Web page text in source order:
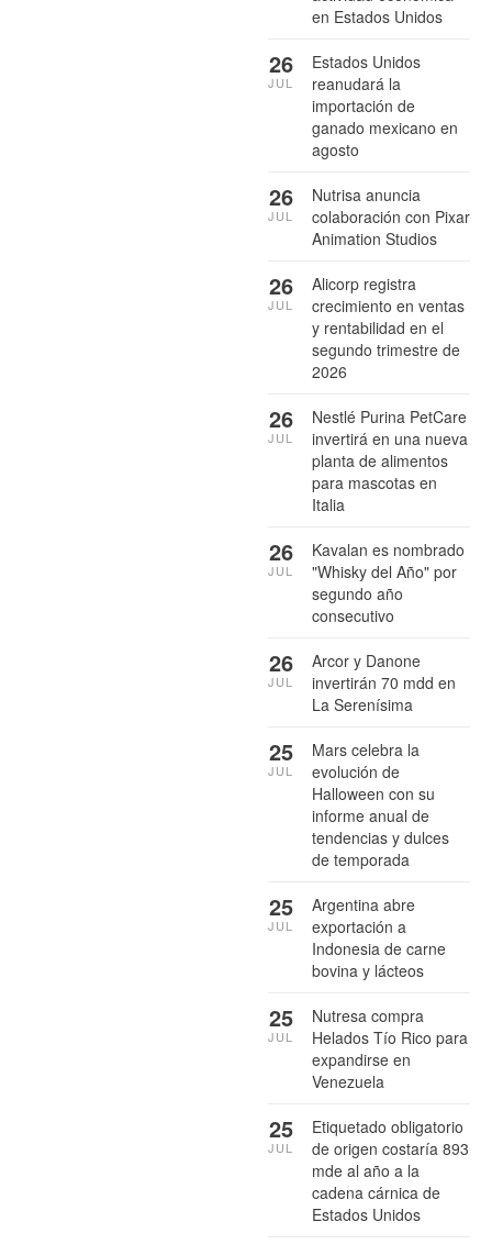
en Estados Unidos
Estados Unidos
reanudará la
importación de
ganado mexicano en
agosto
26
JUL
Nutrisa anuncia
colaboración con Pixar
Animation Studios
26
JUL
Alicorp registra
crecimiento en ventas
y rentabilidad en el
segundo trimestre de
2026
26
JUL
Nestlé Purina PetCare
invertirá en una nueva
planta de alimentos
para mascotas en
Italia
26
JUL
Kavalan es nombrado
"Whisky del Año" por
segundo año
consecutivo
26
JUL
Arcor y Danone
invertirán 70 mdd en
La Serenísima
26
JUL
Mars celebra la
evolución de
Halloween con su
informe anual de
tendencias y dulces
de temporada
25
JUL
Argentina abre
exportación a
Indonesia de carne
bovina y lácteos
25
JUL
Nutresa compra
Helados Tío Rico para
expandirse en
Venezuela
25
JUL
Etiquetado obligatorio
de origen costaría 893
mde al año a la
cadena cárnica de
Estados Unidos
25
JUL